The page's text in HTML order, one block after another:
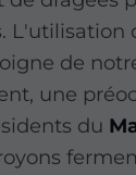
L'utilisation
de
une
du